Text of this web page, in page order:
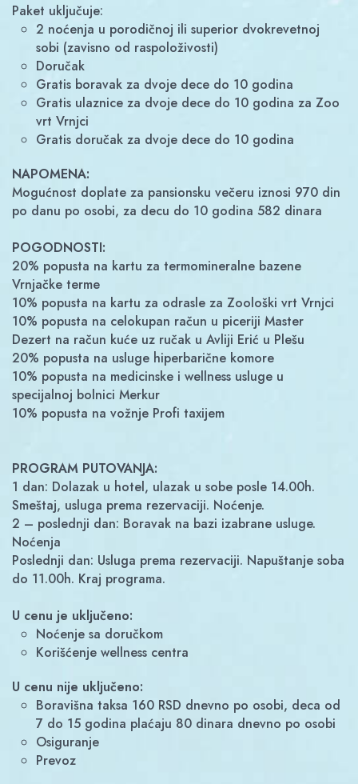
Paket uključuje:
2 noćenja u porodičnoj ili superior dvokrevetnoj
sobi (zavisno od raspoloživosti)
doručak
gratis boravak za dvoje dece do 10 godina
gratis ulaznice za dvoje dece do 10 godina za Zoo
vrt Vrnjci
gratis doručak za dvoje dece do 10 godina
NAPOMENA:
Mogućnost doplate za pansionsku večeru iznosi 970 din
po danu po osobi, za decu do 10 godina 582 dinara
POGODNOSTI:
20% popusta na kartu za termomineralne bazene
Vrnjačke terme
10% popusta na kartu za odrasle za Zoološki vrt Vrnjci
10% popusta na celokupan račun u piceriji Master
Dezert na račun kuće uz ručak u Avliji Erić u Plešu
20% popusta na usluge hiperbarične komore
10% popusta na medicinske i wellness usluge u
specijalnoj bolnici Merkur
10% popusta na vožnje Profi taxijem
PROGRAM PUTOVANJA:
1 dan: Dolazak u hotel, ulazak u sobe posle 14.00h.
Smeštaj, usluga prema rezervaciji. Noćenje.
2 – poslednji dan: Boravak na bazi izabrane usluge.
Noćenja
Poslednji dan: Usluga prema rezervaciji. Napuštanje soba
do 11.00h. Kraj programa.
U cenu je uključeno:
Noćenje sa doručkom
Korišćenje wellness centra
U cenu nije uključeno:
Boravišna taksa 160 RSD dnevno po osobi, deca od
7 do 15 godina plaćaju 80 dinara dnevno po osobi
Osiguranje
Prevoz